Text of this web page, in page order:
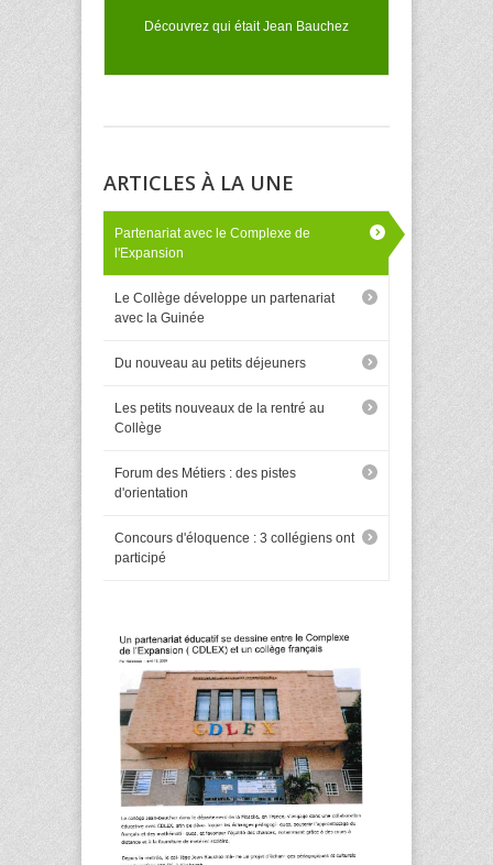
Découvrez qui était Jean Bauchez
ARTICLES À LA UNE
Partenariat avec le Complexe de
l'Expansion
Le Collège développe un partenariat
avec la Guinée
Du nouveau au petits déjeuners
Les petits nouveaux de la rentré au
Collège
Forum des Métiers : des pistes
d'orientation
Concours d'éloquence : 3 collégiens ont
participé